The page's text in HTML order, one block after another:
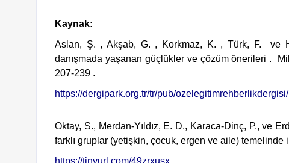
Kaynak:
Aslan, Ş. , Akşab, G. , Korkmaz, K. , Türk, F.  ve
danışmada yaşanan güçlükler ve çözüm önerileri .
207-239 .
https://dergipark.org.tr/tr/pub/
Oktay, S., Merdan-Yıldız, E. D., Karaca-Dinç, P., ve
farklı gruplar (yetişkin, çocuk, ergen ve aile) temelinde
https://tinyurl.com/49zrxusx